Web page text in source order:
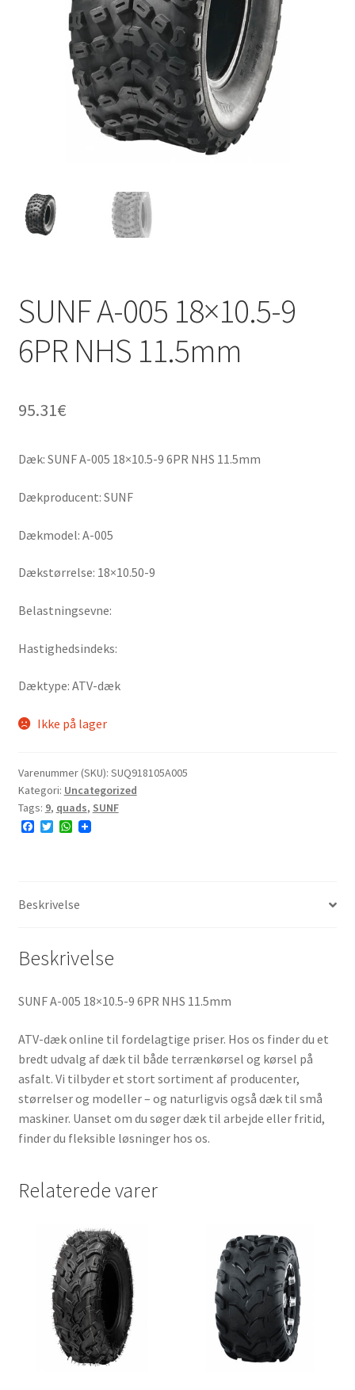
SUNF A-005 18×10.5-9
6PR NHS 11.5mm
95.31€
Dæk: SUNF A-005 18×10.5-9 6PR NHS 11.5mm
Dækproducent: SUNF
Dækmodel: A-005
Dækstørrelse: 18×10.50-9
Belastningsevne:
Hastighedsindeks:
Dæktype: ATV-dæk
Ikke på lager
Varenummer (SKU): SUQ918105A005
Kategori: Uncategorized
Tags: 9, quads, SUNF
F
o
T
r
W
p
Beskrivelse
Beskrivelse
SUNF A-005 18×10.5-9 6PR NHS 11.5mm
ATV-dæk online til fordelagtige priser. Hos os finder du et
bredt udvalg af dæk til både terrænkørsel og kørsel på
asfalt. Vi tilbyder et stort sortiment af producenter,
størrelser og modeller – og naturligvis også dæk til små
maskiner. Uanset om du søger dæk til arbejde eller fritid,
finder du fleksible løsninger hos os.
Relaterede varer